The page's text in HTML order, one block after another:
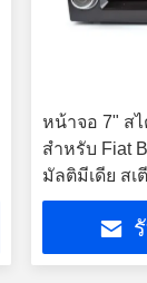
หน้าจอ 7" ส
สําหรับ Fiat
มัลติมีเดีย สเ